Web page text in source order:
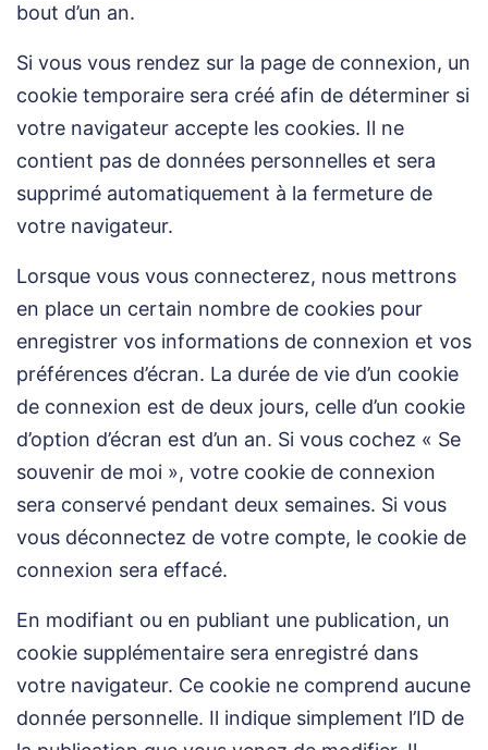
bout d’un an.
Si vous vous rendez sur la page de connexion, un
cookie temporaire sera créé afin de déterminer si
votre navigateur accepte les cookies. Il ne
contient pas de données personnelles et sera
supprimé automatiquement à la fermeture de
votre navigateur.
Lorsque vous vous connecterez, nous mettrons
en place un certain nombre de cookies pour
enregistrer vos informations de connexion et vos
préférences d’écran. La durée de vie d’un cookie
de connexion est de deux jours, celle d’un cookie
d’option d’écran est d’un an. Si vous cochez « Se
souvenir de moi », votre cookie de connexion
sera conservé pendant deux semaines. Si vous
vous déconnectez de votre compte, le cookie de
connexion sera effacé.
En modifiant ou en publiant une publication, un
cookie supplémentaire sera enregistré dans
votre navigateur. Ce cookie ne comprend aucune
donnée personnelle. Il indique simplement l’ID de